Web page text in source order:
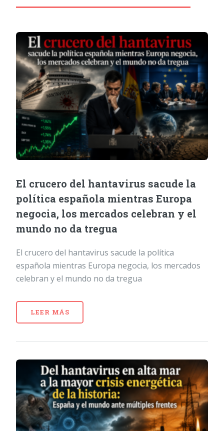
El crucero del hantavirus sacude la
política española mientras Europa
negocia, los mercados celebran y el
mundo no da tregua
El crucero del hantavirus sacude la política
española mientras Europa negocia, los mercados
celebran y el mundo no da tregua
LEER MÁS